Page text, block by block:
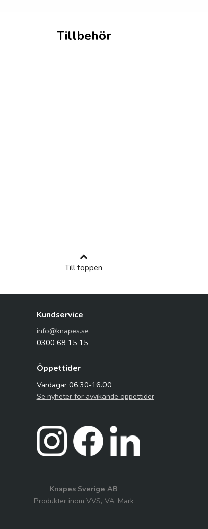
Tillbehör
Till toppen
Kundservice
info@knapes.se
0300 68 15 15
Öppettider
Vardagar 06.30-16.00
Se nyheter för avvikande öppettider
Knapes Sverige AB
Produkter inom VVS, VA, Mark